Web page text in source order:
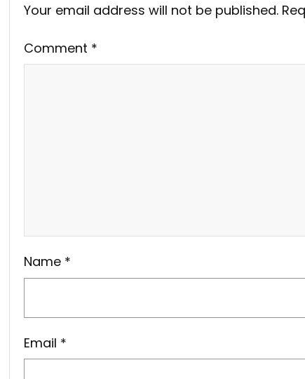
Your email address will not be published.
Comment *
Name *
Email *